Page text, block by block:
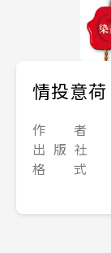
情投意荷
作 者
出 版 社
格 式